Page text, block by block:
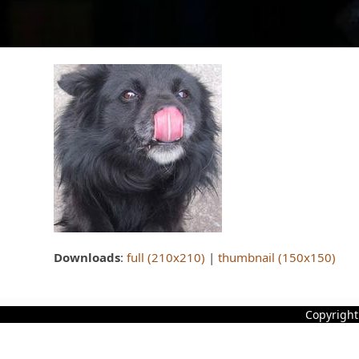
Downloads:full (210x210) |thumbnail (150x150)